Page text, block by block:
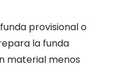
provisional o
la funda
material menos